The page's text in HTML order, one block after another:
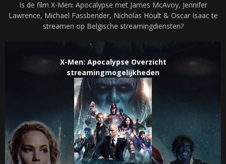
Is de film X-Men: Apocalypse met James McAvoy, Jennifer
Lawrence, Michael Fassbender, Nicholas Hoult & Oscar Isaac te
streamen op Belgische streamingdiensten?
X-Men: Apocalypse Overzicht
streamingmogelijkheden